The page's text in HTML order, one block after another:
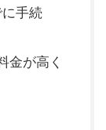
手続
金が高く